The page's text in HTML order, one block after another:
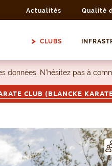
Actualités Qualité
CLUBS
N’hésitez pas à
CLUB (BLANCKE